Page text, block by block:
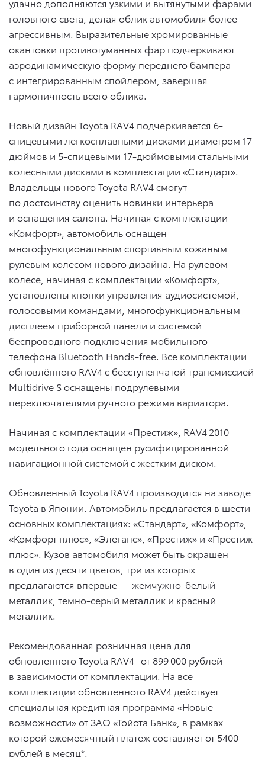
головного света, делая облик автомобиля более
агрессивным. Выразительные хромированные
окантовки противотуманных фар подчеркивают
аэродинамическую форму переднего бампера
с интегрированным спойлером, завершая
гармоничность всего облика.
Новый дизайн Toyota RAV4 подчеркивается 6-
спицевыми легкосплавными дисками диаметром 17
дюймов и 5-спицевыми 17-дюймовыми стальными
колесными дисками в комплектации «Стандарт».
Владельцы нового Toyota RAV4 смогут
по достоинству оценить новинки интерьера
и оснащения салона. Начиная с комплектации
«Комфорт», автомобиль оснащен
многофункциональным спортивным кожаным
рулевым колесом нового дизайна. На рулевом
колесе, начиная с комплектации «Комфорт»,
установлены кнопки управления аудиосистемой,
голосовыми командами, многофункциональным
дисплеем приборной панели и системой
беспроводного подключения мобильного
телефона Bluetooth Hands-free. Все комплектации
обновлённого RAV4 с бесступенчатой трансмиссией
Multidrive S оснащены подрулевыми
переключателями ручного режима вариатора.
Начиная с комплектации «Престиж», RAV4 2010
модельного года оснащен русифицированной
навигационной системой с жестким диском.
Обновленный Toyota RAV4 производится на заводе
Toyota в Японии. Автомобиль предлагается в шести
основных комплектациях: «Стандарт», «Комфорт»,
«Комфорт плюс», «Элеганс», «Престиж» и «Престиж
плюс». Кузов автомобиля может быть окрашен
в один из десяти цветов, три из которых
предлагаются впервые — жемчужно-белый
металлик, темно-серый металлик и красный
металлик.
Рекомендованная розничная цена для
обновленного Toyota RAV4- от 899 000 рублей
в зависимости от комплектации. На все
комплектации обновленного RAV4 действует
специальная кредитная программа «Новые
возможности» от ЗАО «Тойота Банк», в рамках
которой ежемесячный платеж составляет от 5400
рублей в месяц*.